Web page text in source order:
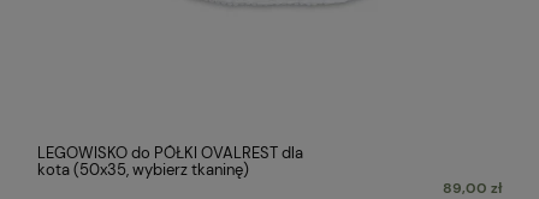
LEGOWISKO do PÓŁKI OVALREST dla
kota (50x35, wybierz tkaninę)
89,00 zł